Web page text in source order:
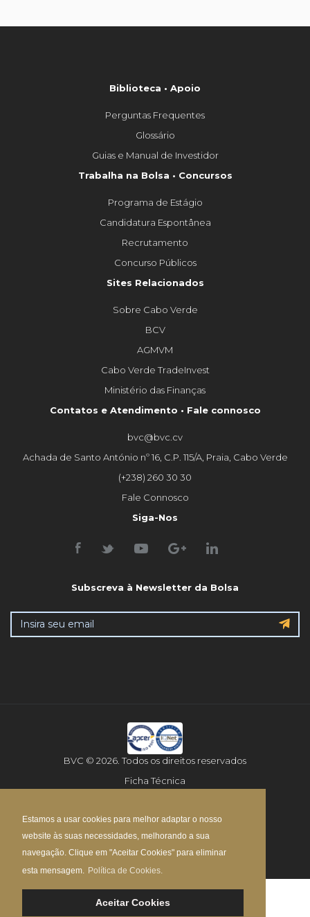
Estamos a usar cookies para melhor adaptar o nosso
website às suas necessidades, melhorando a sua
navegação. Clique em "Aceitar Cookies" para eliminar
esta mensagem. Política de Cookies.
Aceitar Cookies
Biblioteca • Apoio
Perguntas Frequentes
Glossário
Guias e Manual de Investidor
Trabalha na Bolsa • Concursos
Programa de Estágio
Candidatura Espontânea
Recrutamento
Concurso Públicos
Sites Relacionados
Sobre Cabo Verde
BCV
AGMVM
Cabo Verde TradeInvest
Ministério das Finanças
Contatos e Atendimento • Fale connosco
bvc@bvc.cv
Achada de Santo António nº 16, C.P. 115/A, Praia, Cabo Verde
(+238) 260 30 30
Fale Connosco
Siga-Nos
Subscreva à Newsletter da Bolsa
BVC © 2026. Todos os direitos reservados
Ficha Técnica
Política de Privacidade
Mapa do Site